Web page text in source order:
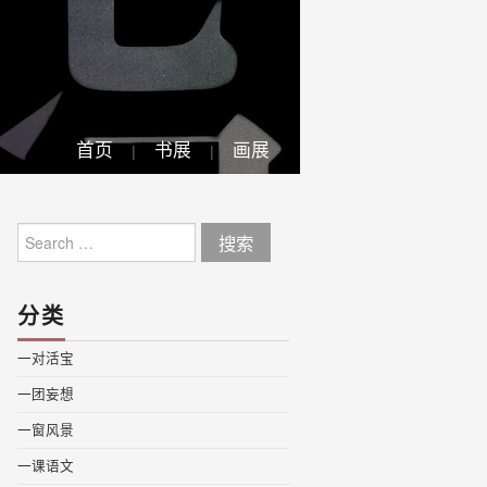
首页 书展 画展
for:
分类
一对活宝
一团妄想
一窗风景
一课语文